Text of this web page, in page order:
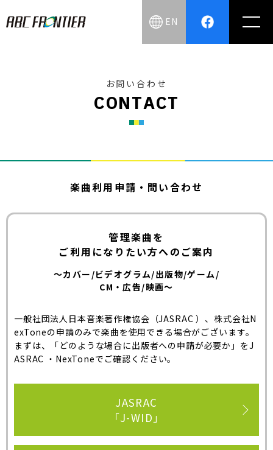
EN
お問い合わせ
CONTACT
楽曲利用申請・問い合わせ
管理楽曲を
ご利用になりたい方へのご案内
～カバー/ビデオグラム/出版物/ゲーム/
CM・広告/映画～
一般社団法人日本音楽著作権協会（JASRAC ）、株式会社N
exToneの申請のみで楽曲を使用できる場合がございます。
まずは、「どのような場合に出版者への申請が必要か」をJ
ASRAC ・NexToneでご確認ください。
JASRAC
「J-WID」